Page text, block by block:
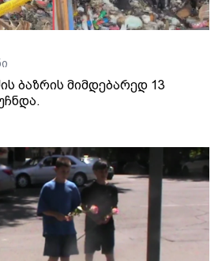
ბაზრის მიმდებარედ 13